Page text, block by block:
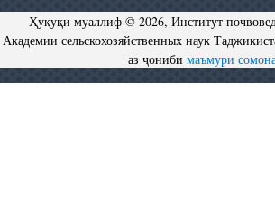
Ҳуқуқи муаллиф © 2026, Институт
Академии сельскохозяйственных наук
аз ҷониби маъмури